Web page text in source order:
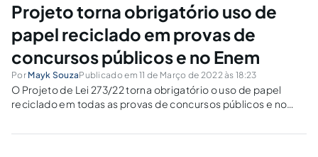
Projeto torna obrigatório uso de
papel reciclado em provas de
concursos públicos e no Enem
Por Mayk SouzaPublicado em 11 de Março de 2022 às 18:23
O Projeto de Lei 273/22 torna obrigatório o uso de papel
reciclado em todas as provas de concursos públicos e no
independente de ser de nível federal, estadual ou municipal.